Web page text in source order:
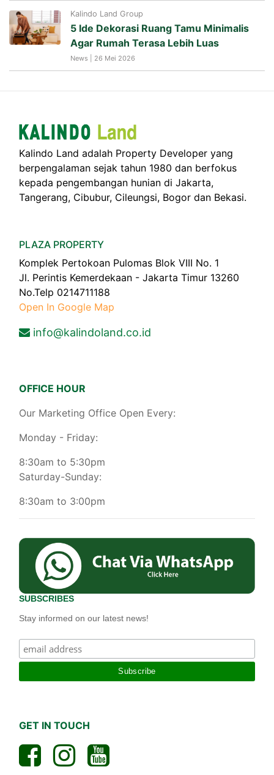
Kalindo Land Group
5 Ide Dekorasi Ruang Tamu Minimalis
Agar Rumah Terasa Lebih Luas
News | 26 Mei 2026
Kalindo Land adalah Property Developer yang
berpengalaman sejak tahun 1980 dan berfokus
kepada pengembangan hunian di Jakarta,
Tangerang, Cibubur, Cileungsi, Bogor dan Bekasi.
PLAZA PROPERTY
Komplek Pertokoan Pulomas Blok VIII No. 1
Jl. Perintis Kemerdekaan - Jakarta Timur 13260
No.Telp 0214711188
Open In Google Map
info@kalindoland.co.id
OFFICE HOUR
Our Marketing Office Open Every:
Monday - Friday:
8:30am to 5:30pm
Saturday-Sunday:
8:30am to 3:00pm
SUBSCRIBES
Stay informed on our latest news!
GET IN TOUCH